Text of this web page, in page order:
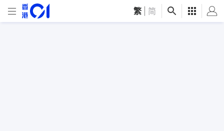
繁 简